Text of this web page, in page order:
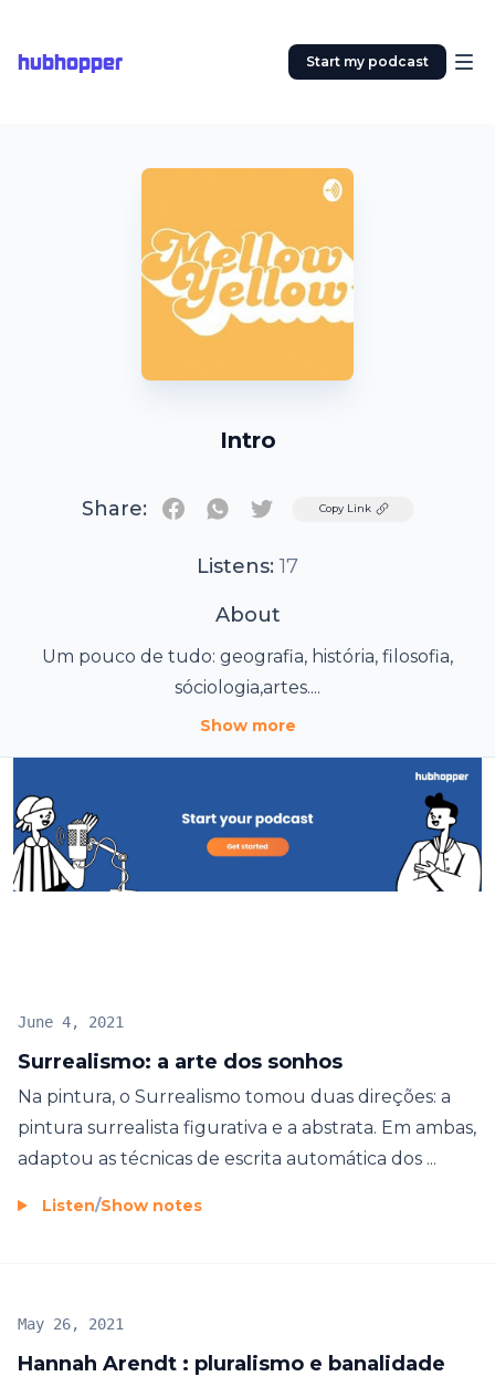
hubhopper Start my podcast
Intro
Share: TwitterCopy Link
Listens: 17
About
Um pouco de tudo: geografia, história, filosofia,
sóciologia,artes....
Show more
Surrealismo: a arte dos sonhos
June 4, 2021
Na pintura, o Surrealismo tomou duas direções: a
pintura surrealista figurativa e a abstrata. Em ambas,
adaptou as técnicas de escrita automática dos ...
Listen/Show notes
Hannah Arendt : pluralismo e banalidade
May 26, 2021